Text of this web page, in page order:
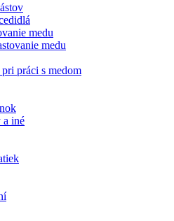
medu
medu
práci s medom
a iné